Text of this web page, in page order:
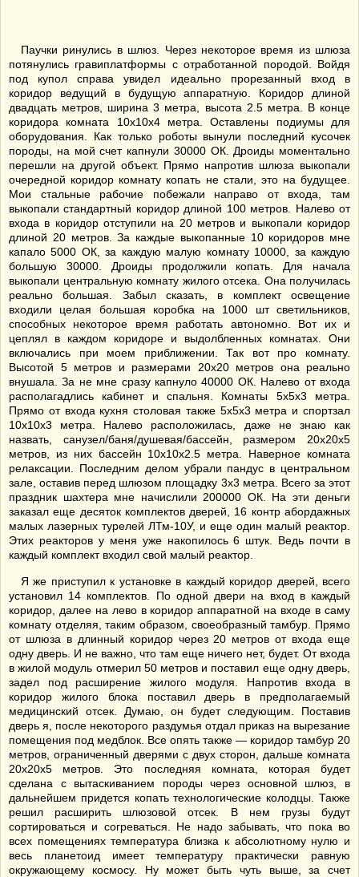
Паучки ринулись в шлюз. Через некоторое время из шлюза
потянулись гравиплатформы с отработанной породой. Войдя
под купол справа увидел идеально прорезанный вход в
коридор ведущий в будущую аппаратную. Коридор длиной
двадцать метров, ширина 3 метра, высота 2.5 метра. В конце
коридора комната 10х10х4 метра. Оставлены подиумы для
оборудования. Как только роботы вынули последний кусочек
породы, на мой счет капнули 30000 ОК. Дроиды моментально
перешли на другой объект. Прямо напротив шлюза выкопали
очередной коридор комнату копать не стали, это на будущее.
Мои стальные рабочие побежали направо от входа, там
выкопали стандартный коридор длиной 100 метров. Налево от
входа в коридор отступили на 20 метров и выкопали коридор
длиной 20 метров. За каждые выкопанные 10 коридоров мне
капало 5000 ОК, за каждую малую комнату 10000, за каждую
большую 30000. Дроиды продолжили копать. Для начала
выкопали центральную комнату жилого отсека. Она получилась
реально большая. Забыл сказать, в комплект освещение
входили целая большая коробка на 1000 шт светильников,
способных некоторое время работать автономно. Вот их и
цеплял в каждом коридоре и выдолбленных комнатах. Они
включались при моем приближении. Так вот про комнату.
Высотой 5 метров и размерами 20х20 метров она реально
внушала. За не мне сразу капнуло 40000 ОК. Налево от входа
располагадлись кабинет и спальня. Комнаты 5х5х3 метра.
Прямо от входа кухня столовая также 5х5х3 метра и спортзал
10х10х3 метра. Налево расположилась, даже не знаю как
назвать, санузел/баня/душевая/бассейн, размером 20х20х5
метров, из них бассейн 10х10х2.5 метра. Наверное комната
релаксации. Последним делом убрали пандус в центральном
зале, оставив перед шлюзом площадку 3х3 метра. Всего за этот
праздник шахтера мне начислили 200000 ОК. На эти деньги
заказал еще десяток комплектов дверей, 16 контр абордажных
малых лазерных турелей ЛТм-10У, и еще один малый реактор.
Этих реакторов у меня уже накопилось 6 штук. Ведь почти в
каждый комплект входил свой малый реактор.
Я же приступил к установке в каждый коридор дверей, всего
установил 14 комплектов. По одной двери на вход в каждый
коридор, далее на лево в коридор аппаратной на входе в саму
комнату отделяя, таким образом, своеобразный тамбур. Прямо
от шлюза в длинный коридор через 20 метров от входа еще
одну дверь. И не важно, что там еще ничего нет, будет. От входа
в жилой модуль отмерил 50 метров и поставил еще одну дверь,
задел под расширение жилого модуля. Напротив входа в
коридор жилого блока поставил дверь в предполагаемый
медицинский отсек. Думаю, он будет следующим. Поставив
дверь я, после некоторого раздумья отдал приказ на вырезание
помещения под медблок. Все опять также — коридор тамбур 20
метров, ограниченный дверями с двух сторон, дальше комната
20х20х5 метров. Это последняя комната, которая будет
сделана с вытаскиванием породы через основной шлюз, в
дальнейшем придется копать технологические колодцы. Также
решил расширить шлюзовой отсек. В нем грузы будут
сортироваться и согреваться. Не надо забывать, что пока во
всех помещениях температура близка к абсолютному нулю и
весь планетоид имеет температуру практически равную
окружающему космосу. Ну может быть чуть выше, за счет